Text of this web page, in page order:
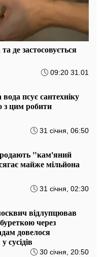
де застосовується
09:20 31.01
псує сантехніку
з цим робити
31 січня, 06:50
"кам'яний
майже мільйона
31 січня, 02:30
відлупцював
через
довелося
сусідів
30 січня, 20:50